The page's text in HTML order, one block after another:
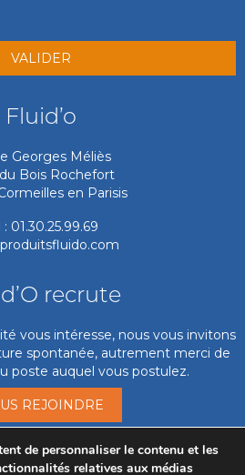
Fluid’o
Georges Méliès
Bois Rochefort
en Parisis
: 01.30.25.99.69
recrute
vous intéresse, nous vous invitons
spontanée, autrement merci de
poste auquel vous postulez.
REJOINDRE
en service
de personnaliser le contenu et les
relatives aux médias